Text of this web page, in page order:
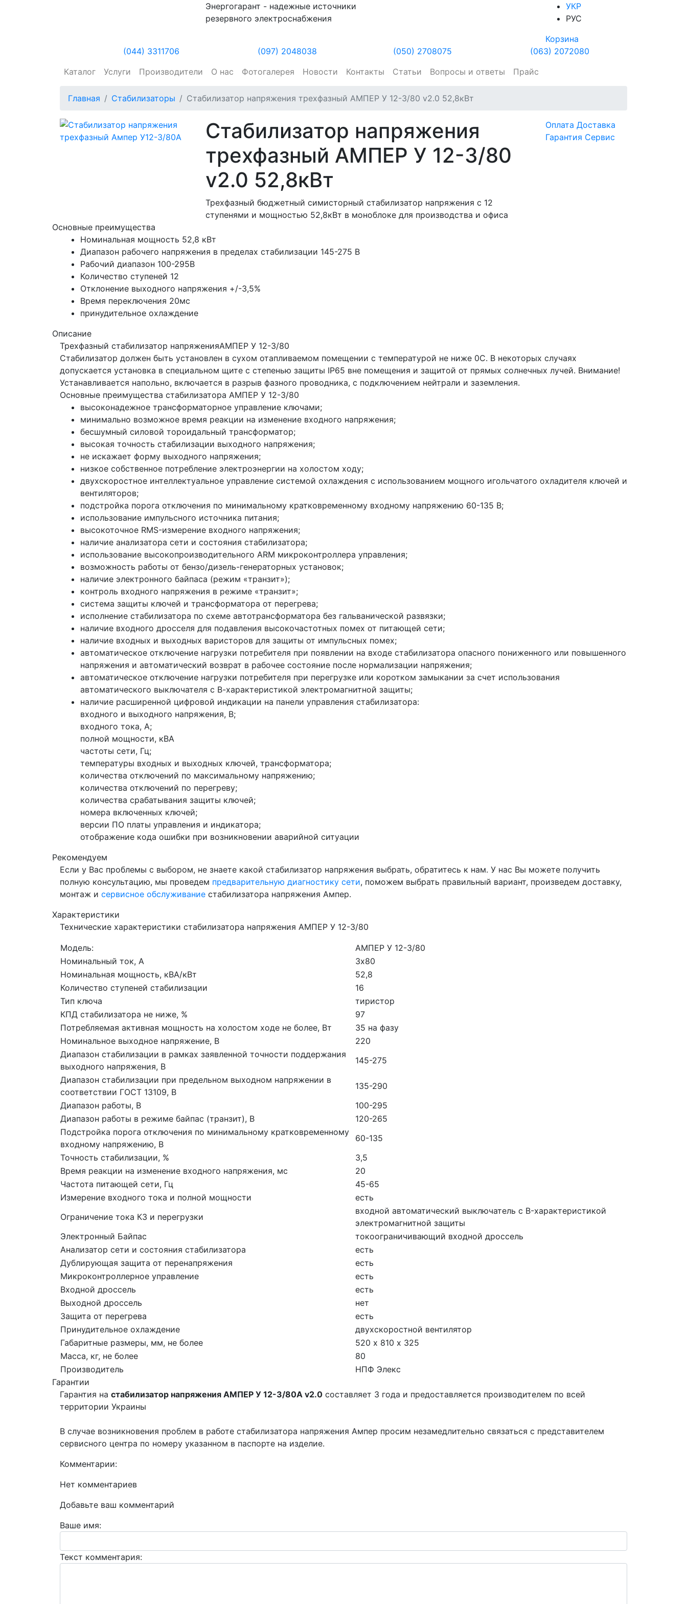
Энергогарант - надежные источники
резервного электроснабжения
УКР
РУС
Корзина
(044) 3311706
(097) 2048038 (050) 2708075
(063) 2072080
Каталог
Услуги Производители О нас Фотогалерея Новости Контакты Статьи Вопросы и ответы Прайс
Главная Стабилизаторы Стабилизатор напряжения трехфазный АМПЕР У 12-3/80 v2.0 52,8кВт
Стабилизатор напряжения
трехфазный АМПЕР У 12-3/80
v2.0 52,8кВт
Трехфазный бюджетный симисторный стабилизатор напряжения c 12
ступенями и мощностью 52,8кВт в моноблоке для производства и офиса
Оплата Доставка
Гарантия Сервис
Основные преимущества
Номинальная мощность 52,8 кВт
Диапазон рабочего напряжения в пределах стабилизации 145-275 В
Рабочий диапазон 100-295В
Количество ступеней 12
Отклонение выходного напряжения +/-3,5%
Время переключения 20мс
принудительное охлаждение
Описание
Трехфазный стабилизатор напряженияАМПЕР У 12-3/80
Стабилизатор должен быть установлен в сухом отапливаемом помещении с температурой не ниже 0С. В некоторых случаях
допускается установка в специальном щите с степенью защиты IP65 вне помещения и защитой от прямых солнечных лучей. Внимание!
Устанавливается напольно, включается в разрыв фазного проводника, с подключением нейтрали и заземления.
Основные преимущества стабилизатора АМПЕР У 12-3/80
высоконадежное трансформаторное управление ключами;
минимально возможное время реакции на изменение входного напряжения;
бесшумный силовой тороидальный трансформатор;
высокая точность стабилизации выходного напряжения;
не искажает форму выходного напряжения;
низкое собственное потребление электроэнергии на холостом ходу;
двухскоростное интеллектуальное управление системой охлаждения с использованием мощного игольчатого охладителя ключей и
вентиляторов;
подстройка порога отключения по минимальному кратковременному входному напряжению 60-135 В;
использование импульсного источника питания;
высокоточное RMS-измерение входного напряжения;
наличие анализатора сети и состояния стабилизатора;
использование высокопроизводительного ARM микроконтроллера управления;
возможность работы от бензо/дизель-генераторных установок;
наличие электронного байпаса (режим «транзит»);
контроль входного напряжения в режиме «транзит»;
система защиты ключей и трансформатора от перегрева;
исполнение стабилизатора по схеме автотрансформатора без гальванической развязки;
наличие входного дросселя для подавления высокочастотных помех от питающей сети;
наличие входных и выходных варисторов для защиты от импульсных помех;
автоматическое отключение нагрузки потребителя при появлении на входе стабилизатора опасного пониженного или повышенного
напряжения и автоматический возврат в рабочее состояние после нормализации напряжения;
автоматическое отключение нагрузки потребителя при перегрузке или коротком замыкании за счет использования
автоматического выключателя с В-характеристикой электромагнитной защиты;
наличие расширенной цифровой индикации на панели управления стабилизатора:
входного и выходного напряжения, В;
входного тока, А;
полной мощности, кВА
частоты сети, Гц;
температуры входных и выходных ключей, трансформатора;
количества отключений по максимальному напряжению;
количества отключений по перегреву;
количества срабатывания защиты ключей;
номера включенных ключей;
версии ПО платы управления и индикатора;
отображение кода ошибки при возникновении аварийной ситуации
Рекомендуем
Если у Вас проблемы с выбором, не знаете какой стабилизатор напряжения выбрать, обратитесь к нам. У нас Вы можете получить
полную консультацию, мы проведем предварительную диагностику сети, поможем выбрать правильный вариант, произведем доставку,
монтаж и сервисное обслуживание стабилизатора напряжения Ампер.
Характеристики
Технические характеристики стабилизатора напряжения АМПЕР У 12-3/80
Модель:
АМПЕР У 12-3/80
Номинальный ток, А
3х80
Номинальная мощность, кВА/кВт
52,8
Количество ступеней стабилизации
16
Тип ключа
тиристор
КПД стабилизатора не ниже, %
97
Потребляемая активная мощность на холостом ходе не более, Вт
35 на фазу
Номинальное выходное напряжение, В
220
Диапазон стабилизации в рамках заявленной точности поддержания
выходного напряжения, В
145-275
Диапазон стабилизации при предельном выходном напряжении в
соответствии ГОСТ 13109, В
135-290
Диапазон работы, В
100-295
Диапазон работы в режиме байпас (транзит), В
120-265
Подстройка порога отключения по минимальному кратковременному
входному напряжению, В
60-135
Точность стабилизации, %
3,5
Время реакции на изменение входного напряжения, мс
20
Частота питающей сети, Гц
45-65
Измерение входного тока и полной мощности
есть
Ограничение тока КЗ и перегрузки
входной автоматический выключатель с B-характеристикой
электромагнитной защиты
Электронный Байпас
токоограничивающий входной дроссель
Анализатор сети и состояния стабилизатора
есть
Дублирующая защита от перенапряжения
есть
Микроконтроллерное управление
есть
Входной дроссель
есть
Выходной дроссель
нет
Защита от перегрева
есть
Принудительное охлаждение
двухскоростной вентилятор
Габаритные размеры, мм, не более
520 х 810 х 325
Масса, кг, не более
80
Производитель
НПФ Элекс
Гарантии
Гарантия на стабилизатор напряжения АМПЕР У 12-3/80A v2.0 составляет 3 года и предоставляется производителем по всей
территории Украины
В случае возникновения проблем в работе стабилизатора напряжения Ампер просим незамедлительно связаться с представителем
сервисного центра по номеру указанном в паспорте на изделие.
Комментарии:
Нет комментариев
Добавьте ваш комментарий
Ваше имя:
Текст комментария: